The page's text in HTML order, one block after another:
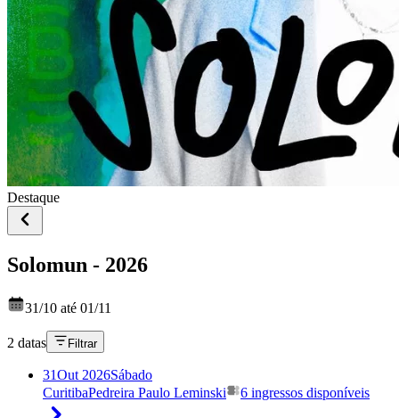
Destaque
Solomun - 2026
31/10 até 01/11
2 datas Filtrar
31Out 2026Sábado
CuritibaPedreira Paulo Leminski 6 ingressos disponíveis